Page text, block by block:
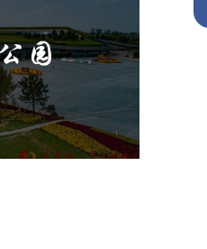
能
智慧公园
智能垃圾桶